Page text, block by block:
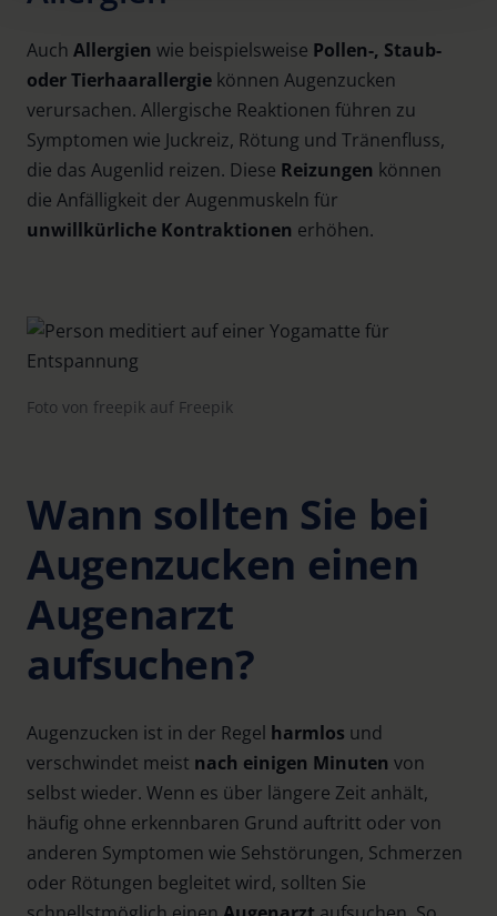
Policy and in the footer of our website).
Further information on the procedures used and your
rights can be found in our
Privacy Policy
Auch Allergien wie beispielsweise Pollen-, Staub-
oder Tierhaarallergie können Augenzucken
verursachen. Allergische Reaktionen führen zu
Symptomen wie Juckreiz, Rötung und Tränenfluss,
die das Augenlid reizen. Diese Reizungen können
die Anfälligkeit der Augenmuskeln für
unwillkürliche Kontraktionen erhöhen.
Foto von freepik auf Freepik
Wann sollten Sie bei
Augenzucken einen
Augenarzt
aufsuchen?
Augenzucken ist in der Regel harmlos und
verschwindet meist nach einigen Minuten von
selbst wieder. Wenn es über längere Zeit anhält,
häufig ohne erkennbaren Grund auftritt oder von
anderen Symptomen wie Sehstörungen, Schmerzen
oder Rötungen begleitet wird, sollten Sie